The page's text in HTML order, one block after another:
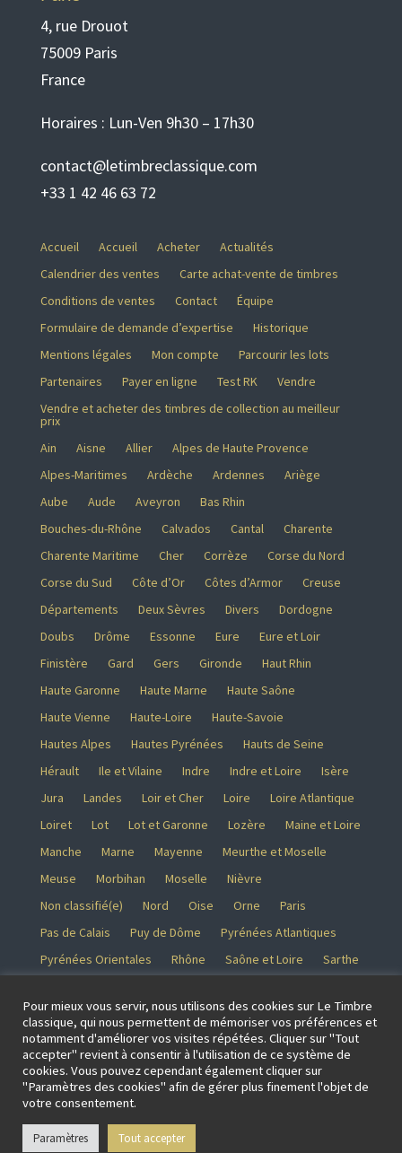
4, rue Drouot
75009 Paris
France
Horaires : Lun-Ven 9h30 – 17h30
contact@letimbreclassique.com
+33 1 42 46 63 72
Accueil Accueil Acheter
Actualités
Calendrier des ventes
Carte achat-vente de timbres
Conditions de ventes
Contact
Équipe
Formulaire de demande d’expertise
Historique
Mentions légales
Mon compte
Parcourir les lots
Partenaires
Payer en ligne Test RK
Vendre
Vendre et acheter des timbres de collection au meilleur
prix
Ain
Aisne Allier
Alpes de Haute Provence
Alpes-Maritimes
Ardèche Ardennes
Ariège
Aube
Aude Aveyron
Bas Rhin
Bouches-du-Rhône
Calvados Cantal
Charente
Charente Maritime
Cher Corrèze
Corse du Nord
Corse du Sud
Côte d’Or Côtes d’Armor
Creuse
Départements
Deux Sèvres Divers
Dordogne
Doubs
Drôme Essonne Eure
Eure et Loir
Finistère
Gard Gers Gironde
Haut Rhin
Haute Garonne
Haute Marne
Haute Saône
Haute Vienne
Haute-Loire
Haute-Savoie
Hautes Alpes
Hautes Pyrénées
Hauts de Seine
Hérault
Ile et Vilaine Indre Indre et Loire
Isère
Jura
Landes Loir et Cher Loire
Loire Atlantique
Loiret
Lot Lot et Garonne Lozère
Maine et Loire
Manche
Marne Mayenne
Meurthe et Moselle
Meuse
Morbihan Moselle
Nièvre
Non classifié(e)
Nord Oise Orne
Paris
Pas de Calais
Puy de Dôme
Pyrénées Atlantiques
Pyrénées Orientales
Rhône Saône et Loire
Sarthe
Seine saint Denis
Somme Tarn
Tarn et Garonne
Territoire de Belfort
Val d’Oise Val de Marne
Var
Vaucluse
Vendée Vienne Vosges
Yonne
Yvelines
Pour mieux vous servir, nous utilisons des cookies sur Le Timbre
classique, qui nous permettent de mémoriser vos préférences et
notamment d'améliorer vos visites répétées. Cliquer sur "Tout
accepter" revient à consentir à l'utilisation de ce système de
cookies. Vous pouvez cependant également cliquer sur
"Paramètres des cookies" afin de gérer plus finement l'objet de
votre consentement.
Paramètres Tout accepter